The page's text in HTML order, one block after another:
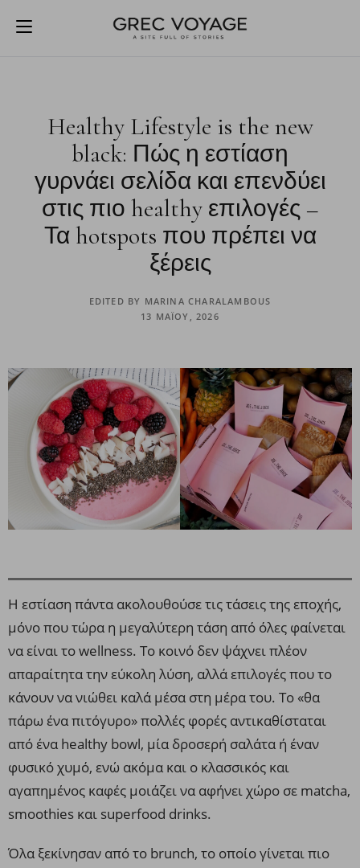
Healthy Lifestyle is the new
black: Πώς η εστίαση
γυρνάει σελίδα και επενδύει
στις πιο healthy επιλογές –
Τα hotspots που πρέπει να
ξέρεις
EDITED BY MARINA CHARALAMBOUS
13 ΜΑΪ́ΟΥ, 2026
Η εστίαση πάντα ακολουθούσε τις τάσεις της εποχής,
μόνο που τώρα η μεγαλύτερη τάση από όλες φαίνεται
να είναι το wellness. Το κοινό δεν ψάχνει πλέον
απαραίτητα την εύκολη λύση, αλλά επιλογές που το
κάνουν να νιώθει καλά μέσα στη μέρα του. Το «θα
πάρω ένα πιτόγυρο» πολλές φορές αντικαθίσταται
από ένα healthy bowl, μία δροσερή σαλάτα ή έναν
φυσικό χυμό, ενώ ακόμα και ο κλασσικός και
αγαπημένος καφές μοιάζει να αφήνει χώρο σε matcha,
smoothies και superfood drinks.
Όλα ξεκίνησαν από το brunch, το οποίο γίνεται πιο